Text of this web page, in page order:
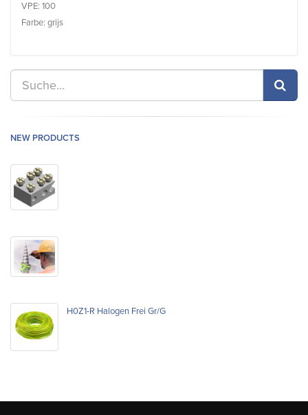
VPE: 100
Farbe: grijs
NEW PRODUCTS
H0Z1-R Halogen Frei Gr/G